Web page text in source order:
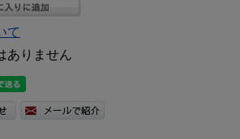
て
ありません